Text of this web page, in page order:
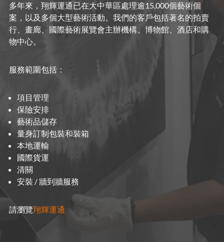
多年來，翔輝運通已在大中華區處理逾15,000個藝術個
案，以及多個大型藝術活動。我們的客戶包括著名的拍賣
行、畫廊、國際藝術展覽會主辦機構、博物館、酒店和購
物中心。
服務範圍包括：
項目管理
保險安排
藝術品儲存
量身訂制包裝和裝箱
本地運輸
國際貨運
清關
安裝 / 牆到牆服務
請瀏覽翔輝運通